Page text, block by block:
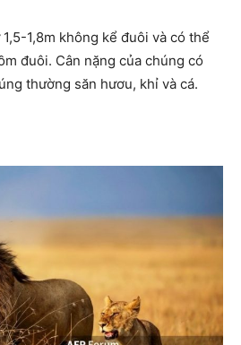
1,8m không kể đuôi và có thể
đuôi. Cân nặng của chúng có
thường săn hươu, khỉ và cá.